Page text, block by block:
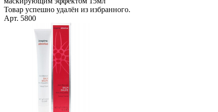
Товар успешно удалён из избранного.
Арт. 5800